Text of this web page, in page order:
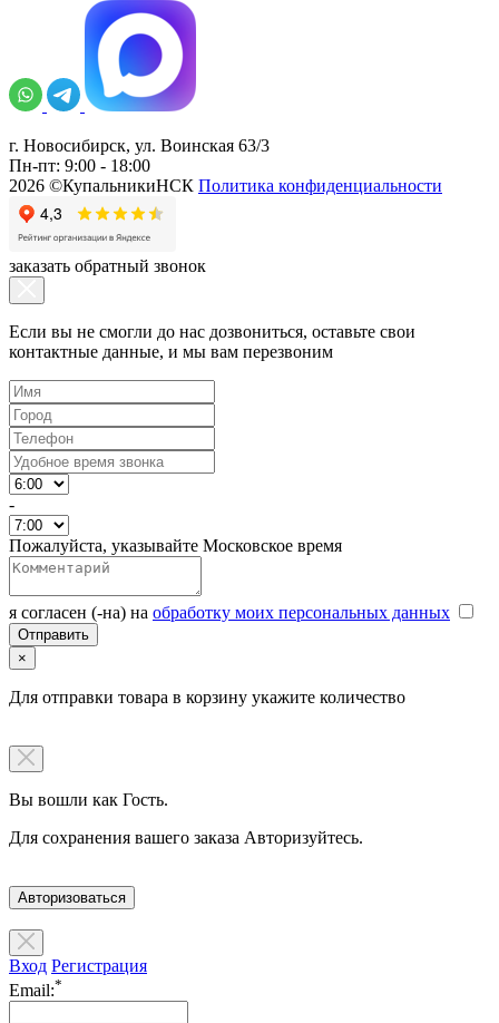
г. Новосибирск, ул. Воинская 63/3
Пн-пт: 9:00 - 18:00
2026 ©КупальникиНСК Политика конфиденциальности
заказать обратный звонок
Если вы не смогли до нас дозвониться, оставьте свои
контактные данные, и мы вам перезвоним
-
Пожалуйста, указывайте Московское время
я согласен (-на) на обработку моих персональных данных
×
Для отправки товара в корзину укажите количество
Вы вошли как Гость.
Для сохранения вашего заказа Авторизуйтесь.
Авторизоваться
Вход Регистрация
Email:*